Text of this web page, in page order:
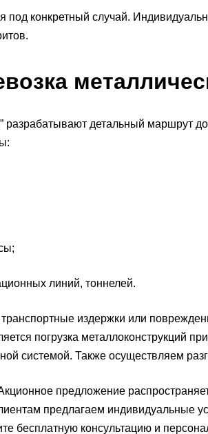
под конкретный случай.
детальный маршрут
линий, тоннелей.
издержки или
погрузка металлоконструкций
системой. Также осуществляем
предложение
предлагаем индивидуальные
бесплатную консультацию и